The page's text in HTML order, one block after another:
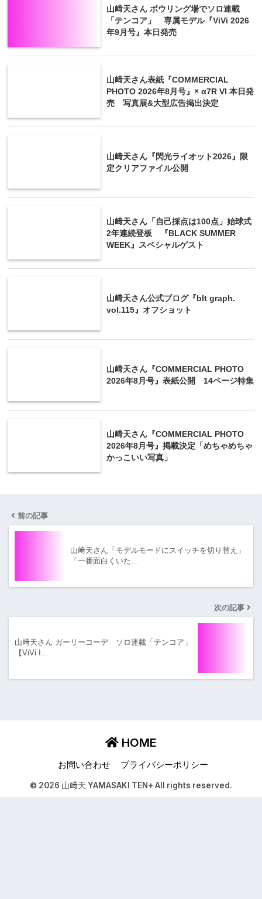
山﨑天さん ボウリング場でソロ連載
「テンコア」 専属モデル『ViVi 2026
年9月号』本日発売
山﨑天さん表紙『COMMERCIAL
PHOTO 2026年8月号』× α7R VI 本日発
売 写真展&大型広告掲出決定
山﨑天さん『閃光ライオット2026』限
定クリアファイル公開
山﨑天さん「自己採点は100点」始球式
2年連続登板 『BLACK SUMMER
WEEK』スペシャルゲスト
山﨑天さん公式ブログ『blt graph.
vol.115』オフショット
山﨑天さん『COMMERCIAL PHOTO
2026年8月号』表紙公開 14ページ特集
山﨑天さん『COMMERCIAL PHOTO
2026年8月号』掲載決定「めちゃめちゃ
かっこいい写真」
前の記事
山﨑天さん「モデルモードにスイッチを切り替え」
「一番面白くいた…
次の記事
山﨑天さん ガーリーコーデ ソロ連載「テンコア」
【ViVi I…
HOME
お問い合わせ プライバシーポリシー
© 2026 山﨑天 YAMASAKI TEN+ All rights reserved.